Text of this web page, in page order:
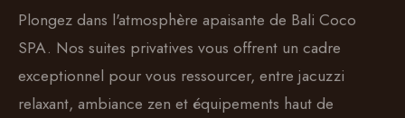
Plongez dans l'atmosphère apaisante de Bali Coco
SPA. Nos suites privatives vous offrent un cadre
exceptionnel pour vous ressourcer, entre jacuzzi
relaxant, ambiance zen et équipements haut de